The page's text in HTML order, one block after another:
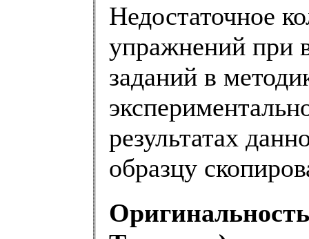
Недостаточное
упражнений при
заданий в
результатах
образцу